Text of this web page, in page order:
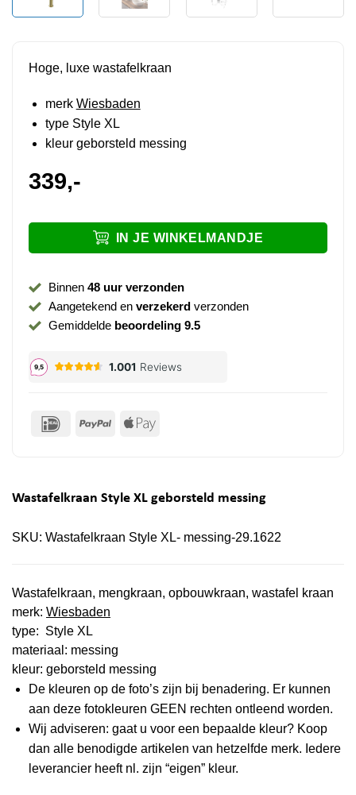
Hoge, luxe wastafelkraan
merk Wiesbaden
type Style XL
kleur geborsteld messing
339,-
IN JE WINKELMANDJE
Binnen 48 uur verzonden
Aangetekend en verzekerdverzonden
Gemiddelde beoordeling 9.5
IDeal PayPal Apple
Wastafelkraan Style XL geborsteld messing
SKU: Wastafelkraan Style XL- messing-29.1622
Wastafelkraan, mengkraan, opbouwkraan, wastafel kraan
merk: Wiesbaden
type: Style XL
materiaal: messing
kleur: geborsteld messing
De kleuren op de foto’s zijn bij benadering. Er kunnen
aan deze fotokleuren GEEN rechten ontleend worden.
Wij adviseren: gaat u voor een bepaalde kleur? Koop
dan alle benodigde artikelen van hetzelfde merk. Iedere
leverancier heeft nl. zijn “eigen” kleur.